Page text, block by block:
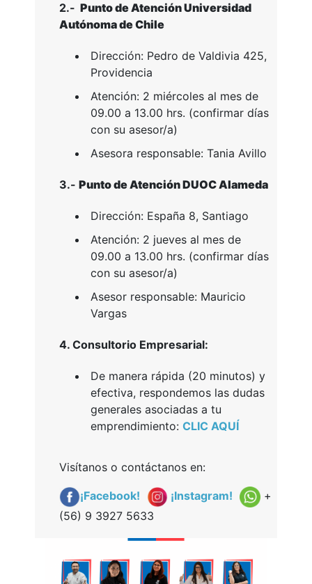
2.- Punto de Atención Universidad
Autónoma de Chile
Dirección: Pedro de Valdivia 425,
Providencia
Atención: 2 miércoles al mes de
09.00 a 13.00 hrs. (confirmar días
con su asesor/a)
Asesora responsable: Tania Avillo
3.- Punto de Atención DUOC Alameda
Dirección: España 8, Santiago
Atención: 2 jueves al mes de
09.00 a 13.00 hrs. (confirmar días
con su asesor/a)
Asesor responsable: Mauricio
Vargas
4. Consultorio Empresarial:
De manera rápida (20 minutos) y
efectiva, respondemos las dudas
generales asociadas a tu
emprendimiento: CLIC AQUÍ
Visítanos o contáctanos en:
¡Facebook! ¡Instagram!
+
(56) 9 3927 5633